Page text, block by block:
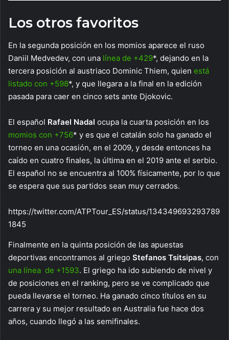
Los otros favoritos
En la segunda posición en los momios aparece el ruso
Daniil Medvedev, con una línea de +429*, dejando en la
tercera posición al austriaco Dominic Thiem, quien está
listado con +598*, y que llegara a la final en la edición
pasada para caer en cinco sets ante Djokovic.
El español Rafael Nadal ocupa la cuarta posición en los
momios con +756* y es que el catalán solo ha ganado el
torneo en una ocasión, en el 2009, y desde entonces ha
caído en cuatro finales, la última en el 2019 ante el serbio.
El español no se encuentra al 100% físicamente, por lo que
se espera que sus partidos sean muy cerrados.
https://twitter.com/ATPTour_ES/status/134349693293789
1845
Finalmente en la quinta posición de las apuestas
deportivas encontramos al griego Stefanos Tsitsipas, con
una línea de +1593. El griego ha ido subiendo de nivel y
de posiciones en el ranking, pero se ve complicado que
pueda llevarse el torneo. Ha ganado cinco títulos en su
carrera y su mejor resultado en Australia fue hace dos
años, cuando llegó a las semifinales.